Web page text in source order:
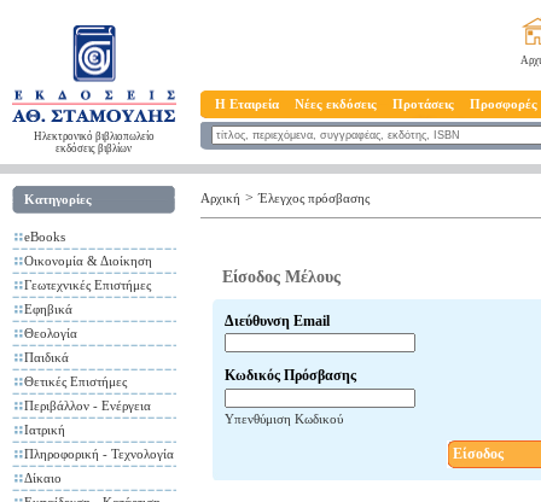
Ηλεκτρονικό βιβλιοπωλείο
εκδόσεις βιβλίων
Η Εταιρεία Νέες εκδόσεις Προτάσεις Προσφορές
Κατηγορίες
eBooks
Οικονομία & Διοίκηση
Γεωτεχνικές Επιστήμες
Εφηβικά
Θεολογία
Παιδικά
Θετικές Επιστήμες
Περιβάλλον - Ενέργεια
Ιατρική
Πληροφορική - Τεχνολογία
Δίκαιο
Αρχική > Έλεγχος πρόσβασης
Είσοδος Μέλους
Διεύθυνση Email
Κωδικός Πρόσβασης
Υπενθύμιση Κωδικού
Είσοδος